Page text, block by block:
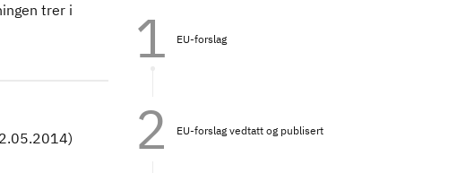
trer i
EU-forslag
EU-forslag vedtatt og publisert